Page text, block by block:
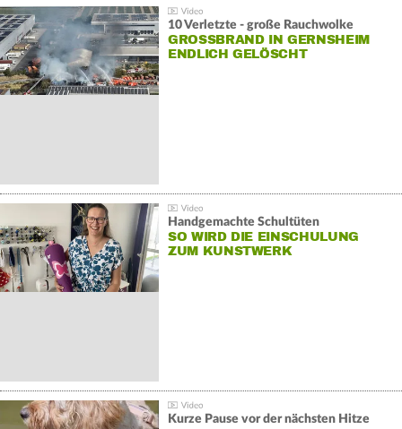
10 Verletzte - große Rauchwolke
GROSSBRAND IN GERNSHEIM E
NDLICH GELÖSCHT
Handgemachte Schultüten
SO WIRD DIE EINSCHULUNG
ZUM KUNSTWERK
Kurze Pause vor der nächsten Hitze